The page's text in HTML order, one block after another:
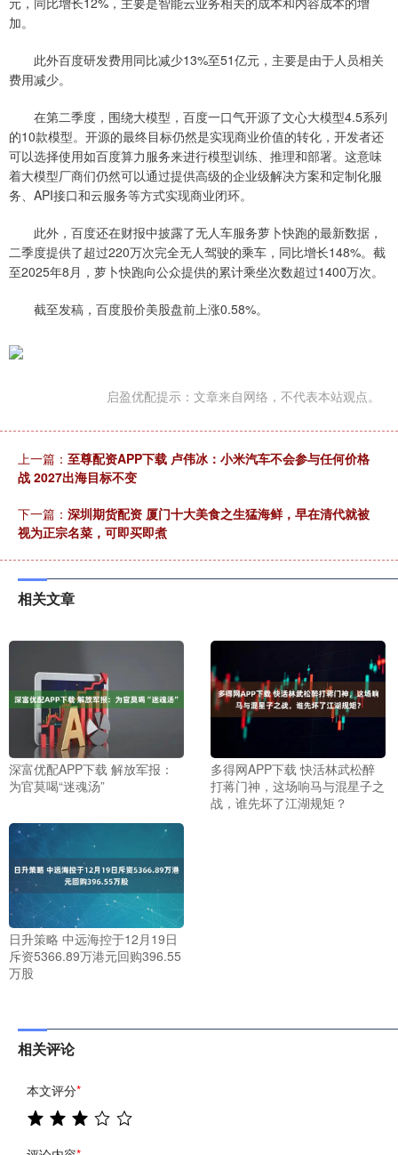
加。
此外百度研发费用同比减少13%至51亿元，主要是由于人员相关
费用减少。
在第二季度，围绕大模型，百度一口气开源了文心大模型4.5系列
的10款模型。开源的最终目标仍然是实现商业价值的转化，开发者还
可以选择使用如百度算力服务来进行模型训练、推理和部署。这意味
着大模型厂商们仍然可以通过提供高级的企业级解决方案和定制化服
务、API接口和云服务等方式实现商业闭环。
此外，百度还在财报中披露了无人车服务萝卜快跑的最新数据，
二季度提供了超过220万次完全无人驾驶的乘车，同比增长148%。截
至2025年8月，萝卜快跑向公众提供的累计乘坐次数超过1400万次。
截至发稿，百度股价美股盘前上涨0.58%。
启盈优配提示：文章来自网络，不代表本站观点。
上一篇： 至尊配资APP下载 卢伟冰：小米汽车不会参与任何价格
战 2027出海目标不变
下一篇： 深圳期货配资 厦门十大美食之生猛海鲜，早在清代就被
视为正宗名菜，可即买即煮
相关文章
深富优配APP下载 解放军报：
为官莫喝“迷魂汤”
多得网APP下载 快活林武松醉
打蒋门神，这场响马与混星子之
战，谁先坏了江湖规矩？
日升策略 中远海控于12月19日
斥资5366.89万港元回购396.55
万股
相关评论
本文评分*